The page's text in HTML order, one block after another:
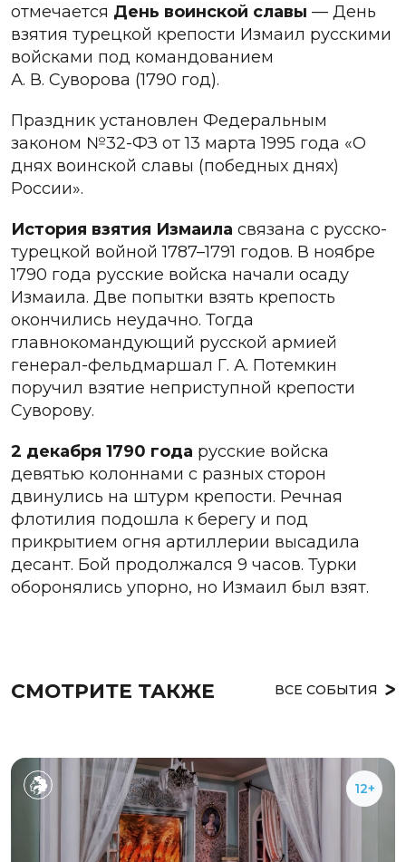
отмечается День воинской славы — День
взятия турецкой крепости Измаил русскими
войсками под командованием
А. В. Суворова (1790 год).
Праздник установлен Федеральным
законом №32-ФЗ от 13 марта 1995 года «О
днях воинской славы (победных днях)
России».
История взятия Измаила связана с русско-
турецкой войной 1787–1791 годов. В ноябре
1790 года русские войска начали осаду
Измаила. Две попытки взять крепость
окончились неудачно. Тогда
главнокомандующий русской армией
генерал-фельдмаршал Г. А. Потемкин
поручил взятие неприступной крепости
Суворову.
2 декабря 1790 года русские войска
девятью колоннами с разных сторон
двинулись на штурм крепости. Речная
флотилия подошла к берегу и под
прикрытием огня артиллерии высадила
десант. Бой продолжался 9 часов. Турки
оборонялись упорно, но Измаил был взят.
СМОТРИТЕ ТАКЖЕ ВСЕ СОБЫТИЯ
12+